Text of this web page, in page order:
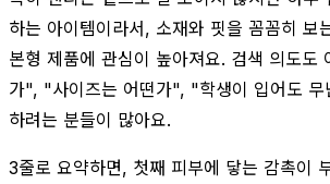
하는 아이템이라서, 소재와 핏을 꼼꼼히 보
본형 제품에 관심이 높아져요. 검색 의도도
가", "사이즈는 어떤가", "학생이 입어도 무
하려는 분들이 많아요.
3줄로 요약하면, 첫째 피부에 닿는 감촉이